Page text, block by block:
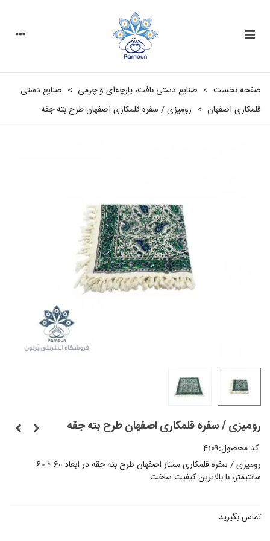
صفحه نخست > صنایع دستی بافت، پارچه‌ای و چرمی > صنایع دستی
قلمکاری اصفهان > رومیزی / سفره قلمکاری اصفهان طرح بته جقه
رومیزی / سفره قلمکاری اصفهان طرح بته جقه
کد محصول:4109
رومیزی / سفره‌ قلمکاری ممتاز اصفهان طرح بته جقه در ابعاد 60 * 60
سانتیمتر، با بالاترین کیفیت ساخت
تماس بگیرید